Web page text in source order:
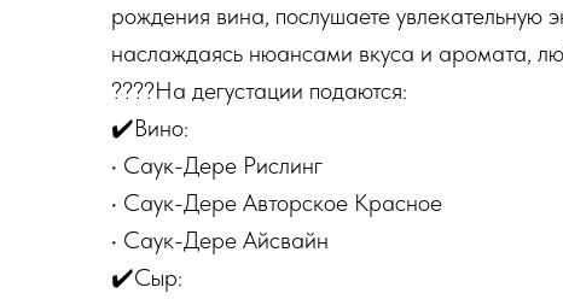
рождения вина, послушаете увлекательную
наслаждаясь нюансами вкуса и аромата,
????На дегустации подаются:
✔️Вино:
• Саук-Дере Рислинг
• Саук-Дере Авторское Красное
• Саук-Дере Айсвайн
✔️Сыр: